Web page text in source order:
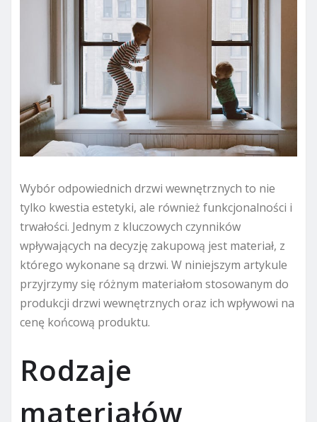
Wybór odpowiednich drzwi wewnętrznych to nie
tylko kwestia estetyki, ale również funkcjonalności i
trwałości. Jednym z kluczowych czynników
wpływających na decyzję zakupową jest materiał, z
którego wykonane są drzwi. W niniejszym artykule
przyjrzymy się różnym materiałom stosowanym do
produkcji drzwi wewnętrznych oraz ich wpływowi na
cenę końcową produktu.
Rodzaje
materiałów